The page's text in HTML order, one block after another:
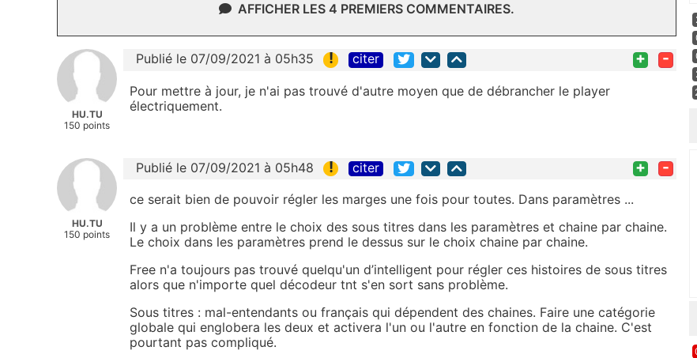
AFFICHER LES 4 PREMIERS COMMENTAIRES.
HU.TU
150 points
Publié le 07/09/2021 à 05h35 ! citer + -
Pour mettre à jour, je n'ai pas trouvé d'autre moyen que de débrancher le player
électriquement.
HU.TU
150 points
Publié le 07/09/2021 à 05h48 ! citer + -
ce serait bien de pouvoir régler les marges une fois pour toutes. Dans paramètres ...
Il y a un problème entre le choix des sous titres dans les paramètres et chaine par chaine.
Le choix dans les paramètres prend le dessus sur le choix chaine par chaine.
Free n'a toujours pas trouvé quelqu'un d’intelligent pour régler ces histoires de sous titres
alors que n'importe quel décodeur tnt s'en sort sans problème.
Sous titres : mal-entendants ou français qui dépendent des chaines. Faire une catégorie
globale qui englobera les deux et activera l'un ou l'autre en fonction de la chaine. C'est
pourtant pas compliqué.